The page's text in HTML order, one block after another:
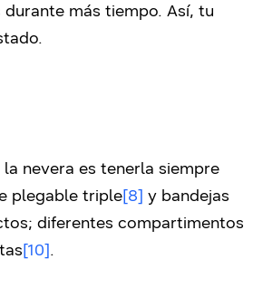
más tiempo. Así, tu
nevera es tenerla siempre
plegable triple[8] y bandejas
diferentes compartimentos
[10].